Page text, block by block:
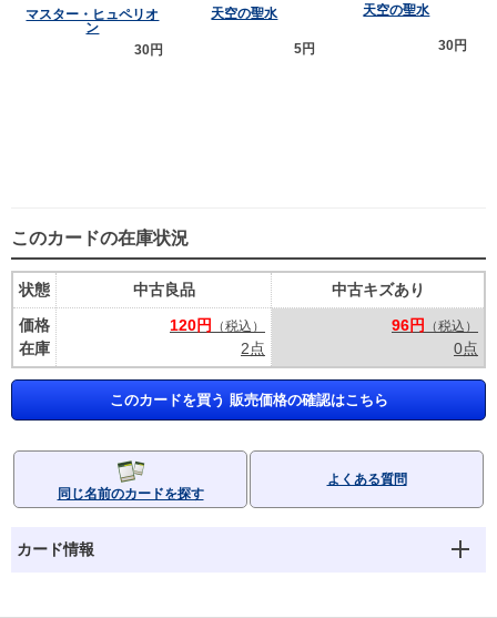
マスター・ヒュペリオ
ン
30円
天空の聖水
5円
天空の聖水
30円
このカードの在庫状況
状態
価格
在庫
中古良品
120円
（税込）
2点
中古キズあり
96円
（税込）
0点
このカードを買う 販売価格の確認はこちら
同じ名前のカードを探す
よくある質問
カード情報